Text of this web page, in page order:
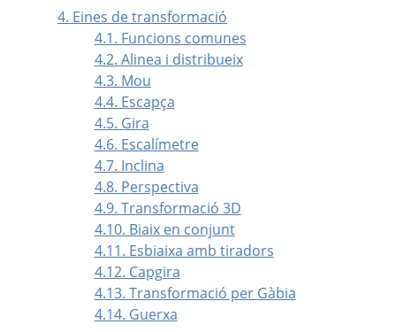
4. Eines de transformació
4.1. Funcions comunes
4.2. Alinea i distribueix
4.3. Mou
4.4. Escapça
4.5. Gira
4.6. Escalímetre
4.7. Inclina
4.8. Perspectiva
4.9. Transformació 3D
4.10. Biaix en conjunt
4.11. Esbiaixa amb tiradors
4.12. Capgira
4.13. Transformació per Gàbia
4.14. Guerxa